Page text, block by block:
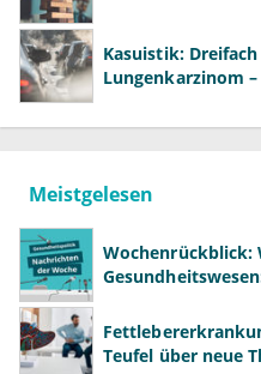
Kasuistik:
Lungenkarzinom
Meistgelesen
Wochenrückblick:
Teufel über neue